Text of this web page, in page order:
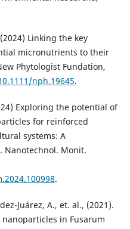
Linking the key
micronutrients to their
Phytologist Fundation,
nph.19645.
Exploring the potential of
for reinforced
systems: A
Nanotechnol. Monit.
.
Juárez, A., et. al., (2021).
in Fusarum